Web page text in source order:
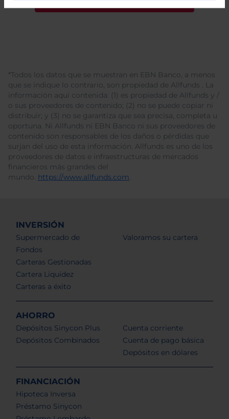
*Todos los datos que se muestran en EBN Banco, a menos
que se indique lo contrario, son propiedad de Allfunds . La
información aquí contenida: (1) es propiedad de Allfunds y /
o sus proveedores de contenido; (2) no se puede copiar ni
distribuir; y (3) no se garantiza que sea precisa, completa u
oportuna. Ni Allfunds ni EBN Banco ni sus proveedores de
contenido son responsables de los daños o pérdidas que
surjan del uso de esta información. Allfunds es uno de los
proveedores de datos e infraestructuras de mercados
financieros más grandes del
mundo. https://www.allfunds.com.
INVERSIÓN
Supermercado de
Fondos
Carteras Gestionadas
Cartera Liquidez
Carteras a éxito
Valoramos su cartera
AHORRO
Depósitos Sinycon Plus
Depósitos Combinados
Cuenta corriente
Cuenta de pago básica
Depósitos en dólares
FINANCIACIÓN
Hipoteca Inversa
Préstamo Sinycon